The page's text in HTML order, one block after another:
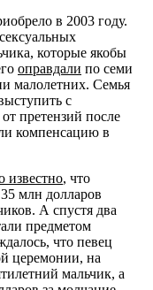
в 2003 году.
которые якобы
оправдали по семи
малолетних. Семья
с
претензий после
компенсацию в
известно, что
млн долларов
А спустя два
предметом
что певец
церемонии, на
мальчик, а